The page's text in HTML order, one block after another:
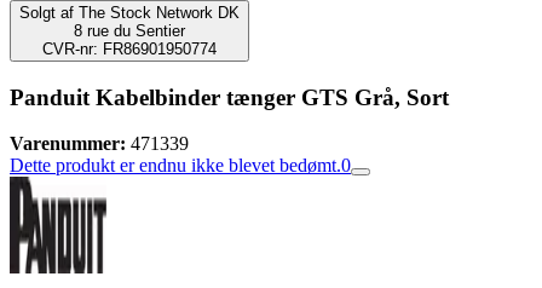
Solgt af The Stock Network DK
8 rue du Sentier
CVR-nr: FR86901950774
Panduit Kabelbinder tænger GTS Grå, Sort
Varenummer: 471339
Dette produkt er endnu ikke blevet bedømt.0